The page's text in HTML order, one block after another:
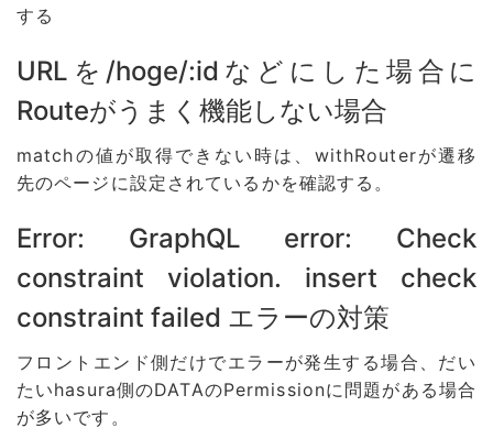
する
URLを/hoge/:idなどにした場合に
Routeがうまく機能しない場合
matchの値が取得できない時は、withRouterが遷移
先のページに設定されているかを確認する。
Error: GraphQL error: Check
constraint violation. insert check
constraint failed エラーの対策
フロントエンド側だけでエラーが発生する場合、だい
たいhasura側のDATAのPermissionに問題がある場合
が多いです。